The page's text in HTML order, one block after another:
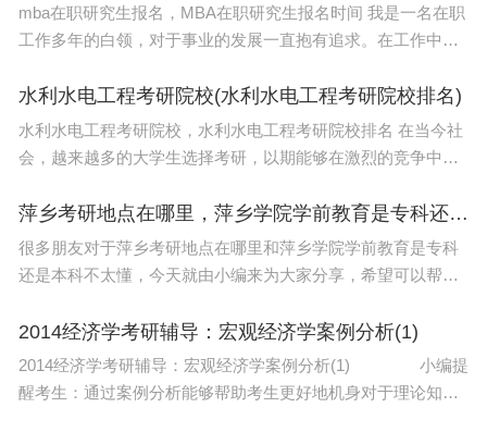
mba在职研究生报名，MBA在职研究生报名时间 我是一名在职
工作多年的白领，对于事业的发展一直抱有追求。在工作中，
的需求。于是，我决定报考MBA在职研究生，为自
水利水电工程考研院校(水利水电工程考研院校排名)
水利水电工程考研院校，水利水电工程考研院校排名 在当今社
会，越来越多的大学生选择考研，以期能够在激烈的竞争中脱
的学校成为了考生们最为关注的问题。考研院
萍乡考研地点在哪里，萍乡学院学前教育是专科还是本科
很多朋友对于萍乡考研地点在哪里和萍乡学院学前教育是专科
还是本科不太懂，今天就由小编来为大家分享，希望可以帮助
个好萍乡到底有哪些较好的高中呢萍乡市有几
2014经济学考研辅导：宏观经济学案例分析(1)
2014经济学考研辅导：宏观经济学案例分析(1) 小编提
醒考生：通过案例分析能够帮助考生更好地机身对于理论知识